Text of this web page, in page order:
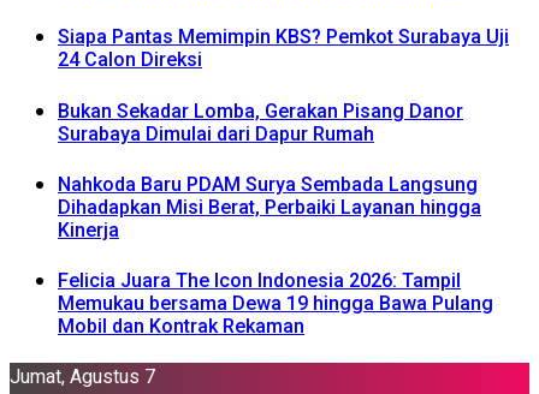
Siapa Pantas Memimpin KBS? Pemkot Surabaya Uji
24 Calon Direksi
Bukan Sekadar Lomba, Gerakan Pisang Danor
Surabaya Dimulai dari Dapur Rumah
Nahkoda Baru PDAM Surya Sembada Langsung
Dihadapkan Misi Berat, Perbaiki Layanan hingga
Kinerja
Felicia Juara The Icon Indonesia 2026: Tampil
Memukau bersama Dewa 19 hingga Bawa Pulang
Mobil dan Kontrak Rekaman
Jumat, Agustus 7